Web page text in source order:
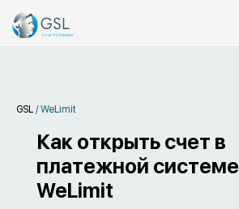
GSL /WeLimit
Как открыть счет в
платежной системе
WeLimit